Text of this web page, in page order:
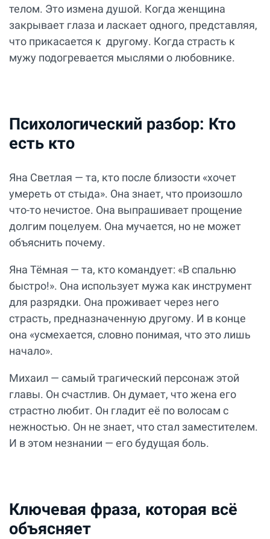
телом. Это измена душой. Когда женщина
закрывает глаза и ласкает одного, представляя,
что прикасается к другому. Когда страсть к
мужу подогревается мыслями о любовнике.
Психологический разбор: Кто
есть кто
Яна Светлая — та, кто после близости «хочет
умереть от стыда». Она знает, что произошло
что-то нечистое. Она выпрашивает прощение
долгим поцелуем. Она мучается, но не может
объяснить почему.
Яна Тёмная — та, кто командует: «В спальню
быстро!». Она использует мужа как инструмент
для разрядки. Она проживает через него
страсть, предназначенную другому. И в конце
она «усмехается, словно понимая, что это лишь
начало».
Михаил — самый трагический персонаж этой
главы. Он счастлив. Он думает, что жена его
страстно любит. Он гладит её по волосам с
нежностью. Он не знает, что стал заместителем.
И в этом незнании — его будущая боль.
Ключевая фраза, которая всё
объясняет